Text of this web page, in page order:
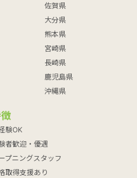
佐賀県
大分県
熊本県
宮崎県
長崎県
鹿児島県
沖縄県
験OK
者歓迎・優遇
プニングスタッフ
取得支援あり